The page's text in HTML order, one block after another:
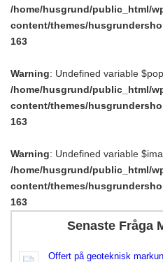
/home/husgrund/public_html/
content/themes/
163
Warning: Undefined variable
/home/husgrund/public_html/
content/themes/
163
Warning: Undefined variable
/home/husgrund/public_html/
content/themes/
163
Senaste Fråga
Offert på geoteknisk